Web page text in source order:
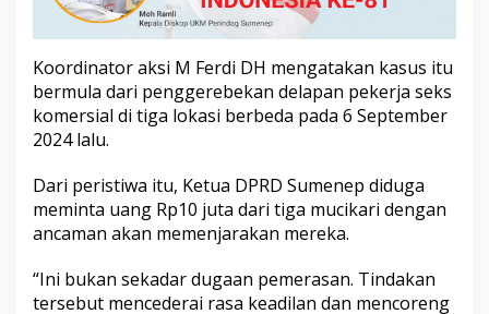
D
S
m
e
n
e
a
d
i
T
r
s
Koordinator aksi M Ferdi DH mengatakan kasus itu
bermula dari penggerebekan delapan pekerja seks
komersial di tiga lokasi berbeda pada 6 September
2024 lalu.
Dari peristiwa itu, Ketua DPRD Sumenep diduga
meminta uang Rp10 juta dari tiga mucikari dengan
ancaman akan memenjarakan mereka.
“Ini bukan sekadar dugaan pemerasan. Tindakan
tersebut mencederai rasa keadilan dan mencoreng